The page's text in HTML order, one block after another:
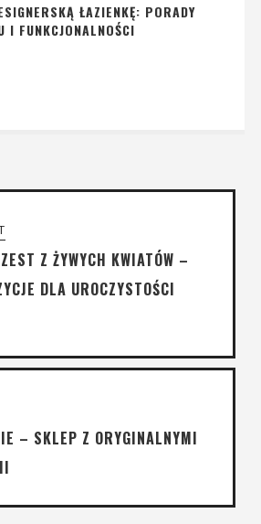
ŁAZIENKĘ: PORADY
I FUNKCJONALNOŚCI
Z ŻYWYCH KWIATÓW –
DLA UROCZYSTOŚCI
– SKLEP Z ORYGINALNYMI